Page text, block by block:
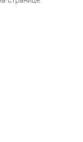
мнением.